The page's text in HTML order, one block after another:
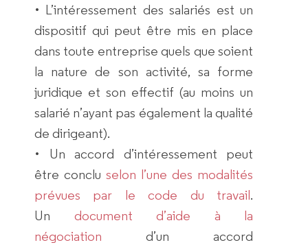
• L’intéressement des salariés est un
dispositif qui peut être mis en place
dans toute entreprise quels que soient
la nature de son activité, sa forme
juridique et son effectif (au moins un
salarié n’ayant pas également la qualité
de dirigeant).
• Un accord d’intéressement peut
être conclu selon l’une des modalités
prévues par le code du travail.
Un document d’aide à la
négociation d’un accord